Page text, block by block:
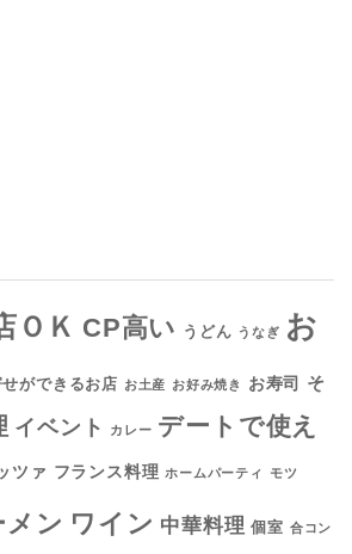
ＯＫ CP高い うどん うなぎ お
ができるお店 お土産 お好み焼き お寿司 そ
イベント カレー デートで使え
ツァ フランス料理 ホームパーティ モツ
メン ワイン 中華料理 個室 合コン